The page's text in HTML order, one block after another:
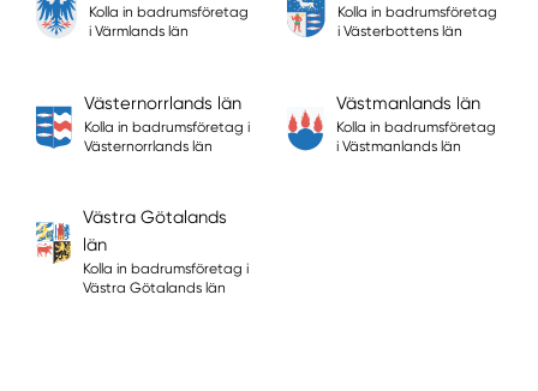
Kolla in badrumsföretag
i Värmlands län
Kolla in badrumsföretag
i Västerbottens län
Västernorrlands län
Kolla in badrumsföretag i
Västernorrlands län
Västmanlands län
Kolla in badrumsföretag
i Västmanlands län
Västra Götalands
län
Kolla in badrumsföretag i
Västra Götalands län